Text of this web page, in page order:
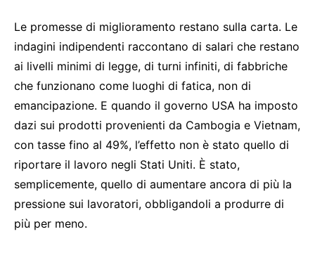
Le promesse di miglioramento restano sulla carta. Le
indagini indipendenti raccontano di salari che restano
ai livelli minimi di legge, di turni infiniti, di fabbriche
che funzionano come luoghi di fatica, non di
emancipazione. E quando il governo USA ha imposto
dazi sui prodotti provenienti da Cambogia e Vietnam,
con tasse fino al 49%, l’effetto non è stato quello di
riportare il lavoro negli Stati Uniti. È stato,
semplicemente, quello di aumentare ancora di più la
pressione sui lavoratori, obbligandoli a produrre di
più per meno.